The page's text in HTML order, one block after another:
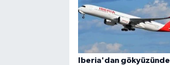
Iberia'dan gökyüzünde